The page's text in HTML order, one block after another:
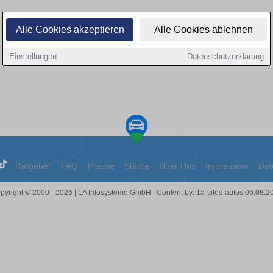
Alle Cookies akzeptieren Alle Cookies ablehnen
Einstellungen Datenschutzerklärung
Ratgeber FAQ Presse Städte Über Uns Impressum
© 2000 - 2026 | 1A Infosysteme GmbH | Content by: 1a-sites-autos